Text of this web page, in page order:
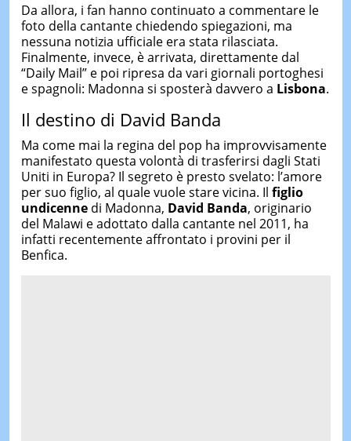
Da allora, i fan hanno continuato a commentare le
foto della cantante chiedendo spiegazioni, ma
nessuna notizia ufficiale era stata rilasciata.
Finalmente, invece, è arrivata, direttamente dal
“Daily Mail” e poi ripresa da vari giornali portoghesi
e spagnoli: Madonna si sposterà davvero a Lisbona.
Il destino di David Banda
Ma come mai la regina del pop ha improvvisamente
manifestato questa volontà di trasferirsi dagli Stati
Uniti in Europa? Il segreto è presto svelato: l’amore
per suo figlio, al quale vuole stare vicina. Il figlio
undicennedi Madonna, David Banda, originario
del Malawi e adottato dalla cantante nel 2011, ha
infatti recentemente affrontato i provini per il
Benfica.